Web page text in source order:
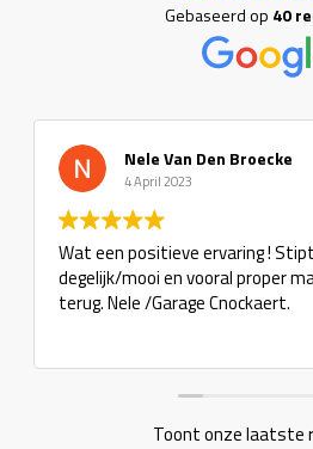
Gebaseerd op 40
Nele Van Den Broecke
4 April 2023
Wat een positieve ervaring !
degelijk/mooi en vooral proper
terug. Nele /Garage Cnockaert.
Toont onze laatste